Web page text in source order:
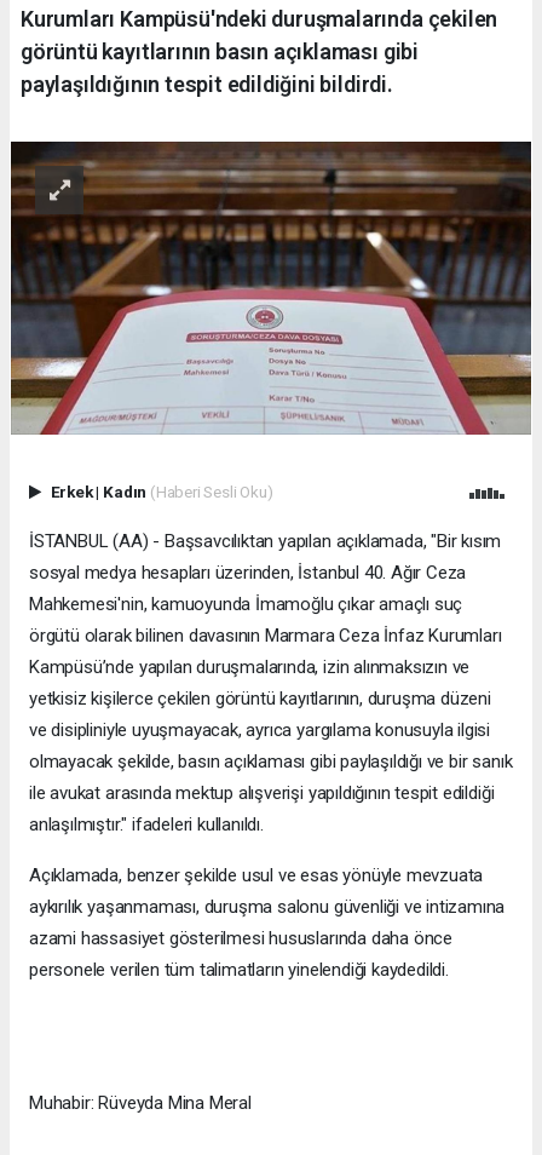
Kurumları Kampüsü'ndeki duruşmalarında çekilen
görüntü kayıtlarının basın açıklaması gibi
paylaşıldığının tespit edildiğini bildirdi.
Erkek| Kadın (Haberi Sesli Oku)
İSTANBUL (AA) - Başsavcılıktan yapılan açıklamada, "Bir kısım
sosyal medya hesapları üzerinden, İstanbul 40. Ağır Ceza
Mahkemesi'nin, kamuoyunda İmamoğlu çıkar amaçlı suç
örgütü olarak bilinen davasının Marmara Ceza İnfaz Kurumları
Kampüsü’nde yapılan duruşmalarında, izin alınmaksızın ve
yetkisiz kişilerce çekilen görüntü kayıtlarının, duruşma düzeni
ve disipliniyle uyuşmayacak, ayrıca yargılama konusuyla ilgisi
olmayacak şekilde, basın açıklaması gibi paylaşıldığı ve bir sanık
ile avukat arasında mektup alışverişi yapıldığının tespit edildiği
anlaşılmıştır." ifadeleri kullanıldı.
Açıklamada, benzer şekilde usul ve esas yönüyle mevzuata
aykırılık yaşanmaması, duruşma salonu güvenliği ve intizamına
azami hassasiyet gösterilmesi hususlarında daha önce
personele verilen tüm talimatların yinelendiği kaydedildi.
Muhabir: Rüveyda Mina Meral